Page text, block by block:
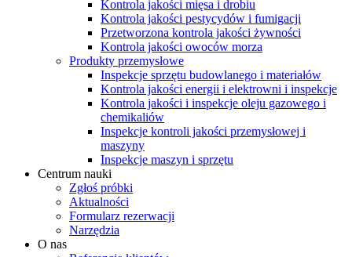
Kontrola jakości mięsa i drobiu
Kontrola jakości pestycydów i fumigacji
Przetworzona kontrola jakości żywności
Kontrola jakości owoców morza
Produkty przemysłowe
Inspekcje sprzętu budowlanego i materiałów
Kontrola jakości energii i elektrowni i inspekcje
Kontrola jakości i inspekcje oleju gazowego i
chemikaliów
Inspekcje kontroli jakości przemysłowej i
maszyny
Inspekcje maszyn i sprzętu
Centrum nauki
Zgłoś próbki
Aktualności
Formularz rezerwacji
Narzędzia
O nas